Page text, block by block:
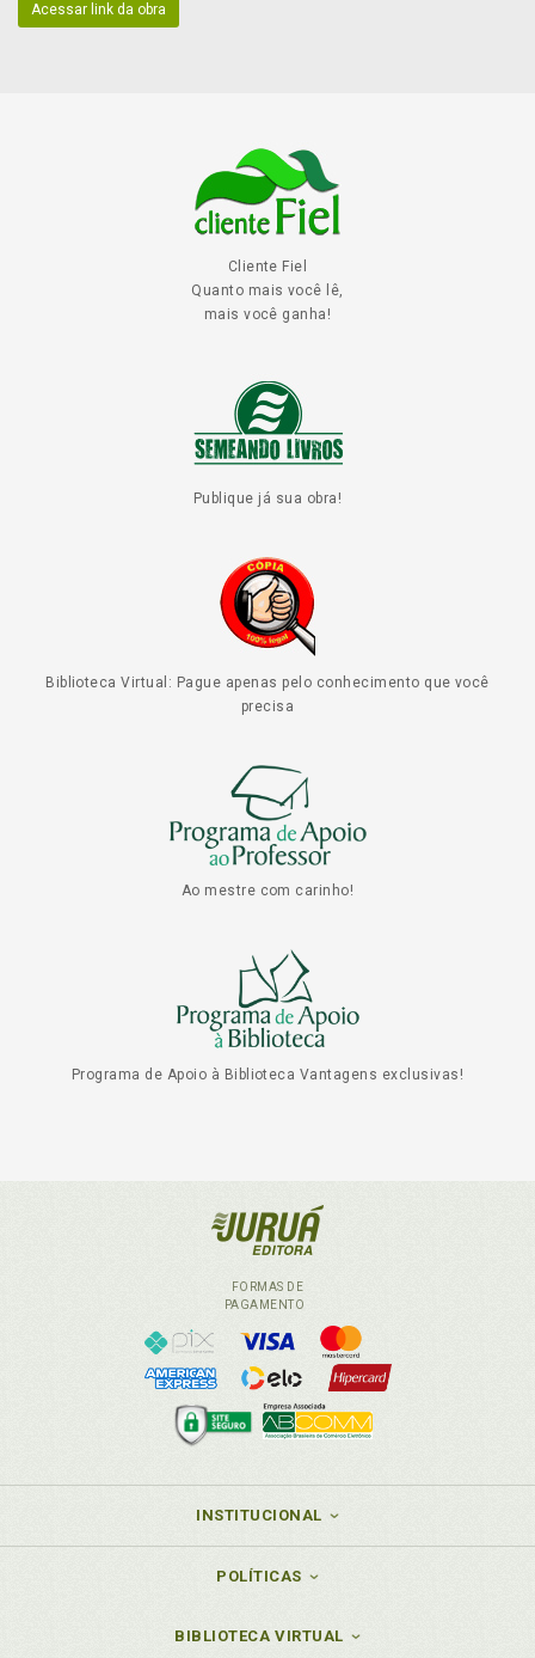
Acessar link da obra
Cliente Fiel
Quanto mais você lê,
mais você ganha!
Publique já sua obra!
Biblioteca Virtual: Pague apenas pelo conhecimento que você
precisa
Ao mestre com carinho!
Programa de Apoio à Biblioteca Vantagens exclusivas!
FORMAS DE
PAGAMENTO
INSTITUCIONAL
POLÍTICAS
BIBLIOTECA VIRTUAL